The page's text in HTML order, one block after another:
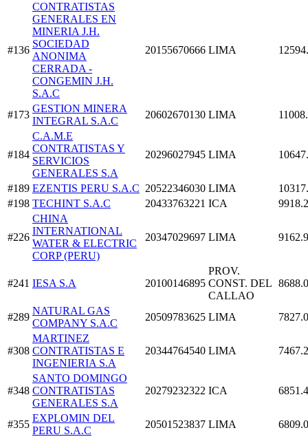
#136
CONTRATISTAS
GENERALES EN
MINERIA J.H.
SOCIEDAD
ANONIMA
CERRADA -
CONGEMIN J.H.
S.A.C
20155670666 LIMA
#173
GESTION MINERA
INTEGRAL S.A.C
20602670130 LIMA
#184
C.A.M.E
CONTRATISTAS Y
SERVICIOS
GENERALES S.A
20296027945 LIMA
#189 EZENTIS PERU S.A.C 20522346030 LIMA
#198 TECHINT S.A.C 20433763221 ICA
#226
CHINA
INTERNATIONAL
WATER & ELECTRIC
CORP (PERU)
20347029697 LIMA
#241 IESA S.A 20100146895
PROV.
CONST. DEL
CALLAO
#289
NATURAL GAS
COMPANY S.A.C
20509783625 LIMA
#308
MARTINEZ
CONTRATISTAS E
INGENIERIA S.A
20344764540 LIMA
#348
SANTO DOMINGO
CONTRATISTAS
GENERALES S.A
20279232322 ICA
#355
EXPLOMIN DEL
PERU S.A.C
20501523837 LIMA